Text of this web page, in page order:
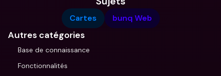
Cartes bunq Web
Autres catégories
Base de connaissance
Fonctionnalités